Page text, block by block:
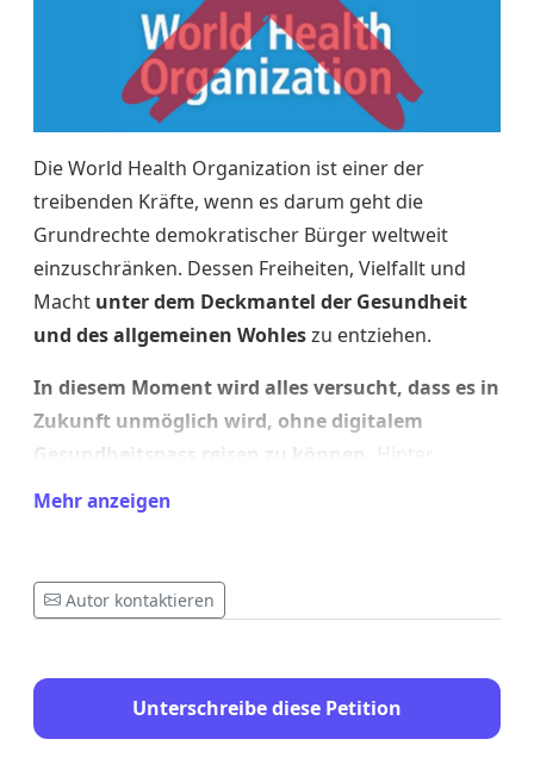
Die World Health Organization ist einer der
treibenden Kräfte, wenn es darum geht die
Grundrechte demokratischer Bürger weltweit
einzuschränken. Dessen Freiheiten, Vielfallt und
Macht unter dem Deckmantel der Gesundheit
und des allgemeinen Wohleszu entziehen.
In diesem Moment wird alles versucht, dass es in
Zukunft unmöglich wird, ohne digitalem
Gesundheitspass reisen zu können.
Hinter
diesem Treiben verbergen sich dem Bürger
unzugängliche oder stark geschwärzte Vertrags-
Regie unterzeichnet werden.
von unserer Regierung getätigt werden, ohne
das WIR als Bürger deren Inhalt kennen
Mehr anzeigen
Autor kontaktieren
Unterschreibe diese Petition